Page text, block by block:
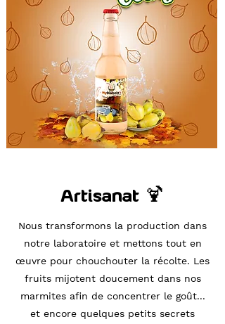
Artisanat 🍹
Nous transformons la production dans
notre laboratoire et mettons tout en
œuvre pour chouchouter la récolte. Les
fruits mijotent doucement dans nos
marmites afin de concentrer le goût...
et encore quelques petits secrets